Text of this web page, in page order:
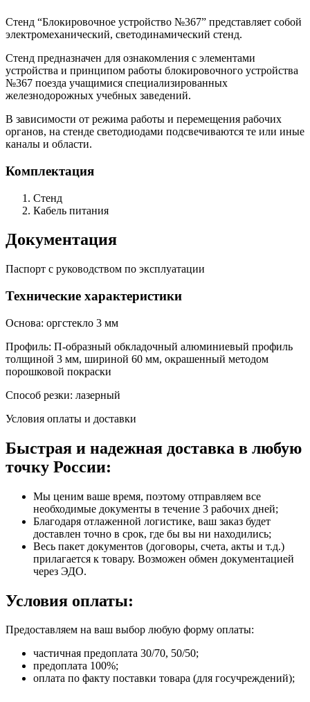
Стенд “Блокировочное устройство №367” представляет собой
электромеханический, светодинамический стенд.
Стенд предназначен для ознакомления с элементами
устройства и принципом работы блокировочного устройства
№367 поезда учащимися специализированных
железнодорожных учебных заведений.
В зависимости от режима работы и перемещения рабочих
органов, на стенде светодиодами подсвечиваются те или иные
каналы и области.
Комплектация
Стенд
Кабель питания
Документация
Паспорт с руководством по эксплуатации
Технические характеристики
Основа: оргстекло 3 мм
Профиль: П-образный обкладочный алюминиевый профиль
толщиной 3 мм, шириной 60 мм, окрашенный методом
порошковой покраски
Способ резки: лазерный
Условия оплаты и доставки
Быстрая и надежная доставка в любую
точку России:
Мы ценим ваше время, поэтому отправляем все
необходимые документы в течение 3 рабочих дней;
Благодаря отлаженной логистике, ваш заказ будет
доставлен точно в срок, где бы вы ни находились;
Весь пакет документов (договоры, счета, акты и т.д.)
прилагается к товару. Возможен обмен документацией
через ЭДО.
Условия оплаты:
Предоставляем на ваш выбор любую форму оплаты:
частичная предоплата 30/70, 50/50;
предоплата 100%;
оплата по факту поставки товара (для госучреждений);